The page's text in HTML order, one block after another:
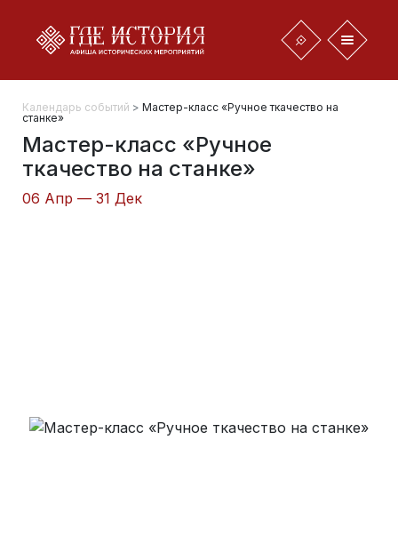
Календарь событий > Мастер-класс «Ручное ткачество на
станке»
Мастер-класс «Ручное
ткачество на станке»
06 Апр — 31 Дек